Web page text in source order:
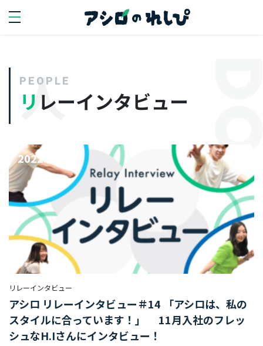
search
人を知る
代
表
イ
タ
ビ
ー
リ
レ
ー
イ
ン
PEOPLE
リレーインタビュー
2022.12.14
リレーインタビュー
アシロ リレーインタビュー＃14 「アシロは、私の
スタイルに合っています！」 11月入社のフレッ
シュなH.Iさんにインタビュー！